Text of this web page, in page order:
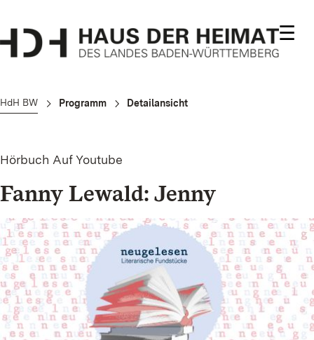
☰
HdH BW Programm Detailansicht
Hörbuch Auf Youtube
Fanny Lewald: Jenny